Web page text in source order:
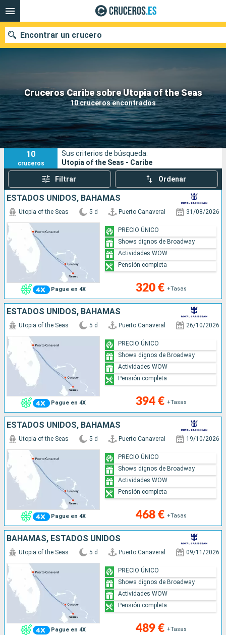
Cruceros Caribe sobre Utopia of the Seas
10 cruceros encontrados
Encontrar un crucero
Nuestros destinos
Fecha de salida
Puertos Compañías
Buscar
10
cruceros
Sus criterios de búsqueda:
Utopia of the Seas - Caribe
Filtrar Ordenar
ESTADOS UNIDOS, BAHAMAS
Pague en 4X
Utopia of the Seas 5 d Puerto Canaveral 31/08/2026
320 € +Tasas
PRECIO ÚNICO
Shows dignos de Broadway
Actividades WOW
Pensión completa
ESTADOS UNIDOS, BAHAMAS
Pague en 4X
Utopia of the Seas 5 d Puerto Canaveral 26/10/2026
394 € +Tasas
PRECIO ÚNICO
Shows dignos de Broadway
Actividades WOW
Pensión completa
ESTADOS UNIDOS, BAHAMAS
Pague en 4X
Utopia of the Seas 5 d Puerto Canaveral 19/10/2026
468 € +Tasas
PRECIO ÚNICO
Shows dignos de Broadway
Actividades WOW
Pensión completa
BAHAMAS, ESTADOS UNIDOS
Pague en 4X
Utopia of the Seas 5 d Puerto Canaveral 09/11/2026
489 € +Tasas
PRECIO ÚNICO
Shows dignos de Broadway
Actividades WOW
Pensión completa